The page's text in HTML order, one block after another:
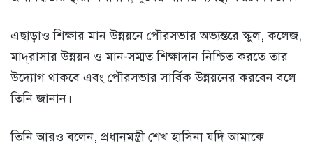
এছাড়াও শিক্ষার মান উন্নয়নে পৌরসভার অভ্যন্তরে স্কুল, কলেজ,
মাদ্‌রাসার উন্নয়ন ও মান-সম্মত শিক্ষাদান নিশ্চিত করতে তার
উদ্যোগ থাকবে এবং পৌরসভার সার্বিক উন্নয়নের করবেন বলে
তিনি জানান।
তিনি আরও বলেন, প্রধানমন্ত্রী শেখ হাসিনা যদি আমাকে